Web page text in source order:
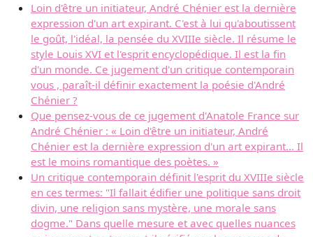
Loin d'être un initiateur, André Chénier est la dernière
expression d'un art expirant. C'est à lui qu'aboutissent
le goût, l'idéal, la pensée du XVIIIe siècle. Il résume le
style Louis XVI et l'esprit encyclopédique. Il est la fin
d'un monde. Ce jugement d'un critique contemporain
vous , paraît-il définir exactement la poésie d'André
Chénier ?
Que pensez-vous de ce jugement d'Anatole France sur
André Chénier : « Loin d'être un initiateur, André
Chénier est la dernière expression d'un art expirant... Il
est le moins romantique des poètes. »
Un critique contemporain définit l'esprit du XVIIIe siècle
en ces termes: "Il fallait édifier une politique sans droit
divin, une religion sans mystère, une morale sans
dogme." Dans quelle mesure et avec quelles nuances